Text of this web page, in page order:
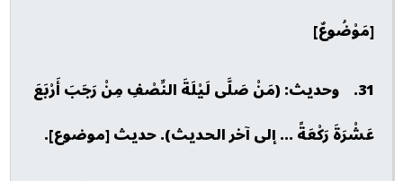
[مَوْضُوعٌ]
31. وحديث: (مَنْ صَلَّى لَيْلَةَ النِّصْفِ مِنْ رَجَبَ أَرْبَعَ
عَشْرَةَ رَكْعَةً ... إلى آخر الحديث). حديث [موضوع].